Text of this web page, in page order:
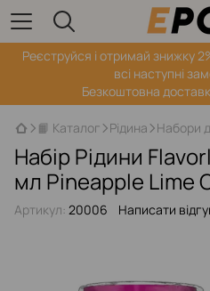
Реєструйся і отримай знижку
всі наступні
Безкоштовна
📙 Каталог Рідина Набори
Набір Рідини
мл Pineapple Lime
Артикул: 20006 Написати